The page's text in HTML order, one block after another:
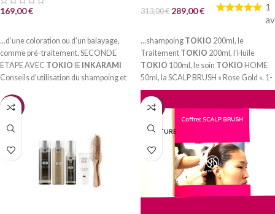
169,00€
...d’une coloration ou d’un balayage,
comme pré-traitement. SECONDE
ETAPE AVEC TOKIO IE INKARAMI
Conseils d’utilisation du shampoing et
et sur cheveux préalablement
essorés,...
313,00€ 289,00€
1
...shampoing TOKIO 200ml, le
Traitement TOKIO 200ml, l’Huile
TOKIO 100ml, le soin TOKIO HOME
50ml, la SCALP BRUSH « Rose Gold ». 1-
Le SHAMPOINGTOKIOest formulé à
base de...
-8% -5%
EN RUPTURE